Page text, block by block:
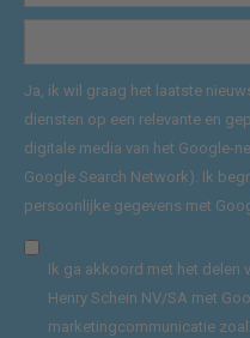
Ja, ik wil graag het laatste
diensten op een relevante en
digitale media van het Google-
Google Search Network). Ik
persoonlijke gegevens met
Ik ga akkoord met het delen
Henry Schein NV/SA met
marketingcommunicatie